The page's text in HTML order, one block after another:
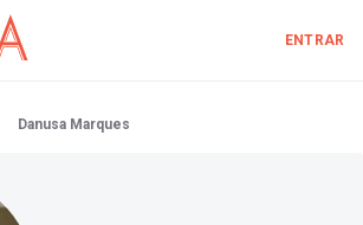
ENTRAR
Danusa Marques